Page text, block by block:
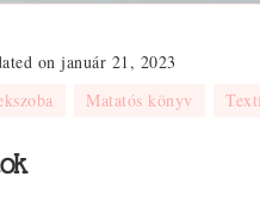
onjanuár 21, 2023
Matatós könyv